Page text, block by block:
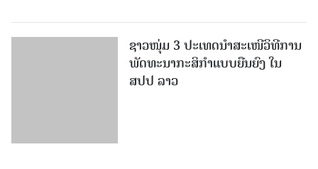
ຊາວໜຸ່ມ 3 ປະເທດນຳສະເໜີວິທີການ
ພັດທະນາກະສິກຳແບບຍືນຍົງ ໃນ
ສປປ ລາວ